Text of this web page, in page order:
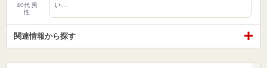
40代 男
性
い…
関連情報から探す